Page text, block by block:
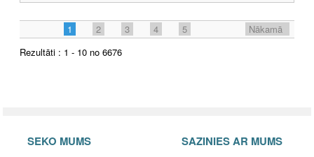
1 2 3 4 5
Nākamā
Rezultāti : 1 - 10 no 6676
SEKO MUMS SAZINIES AR MUMS